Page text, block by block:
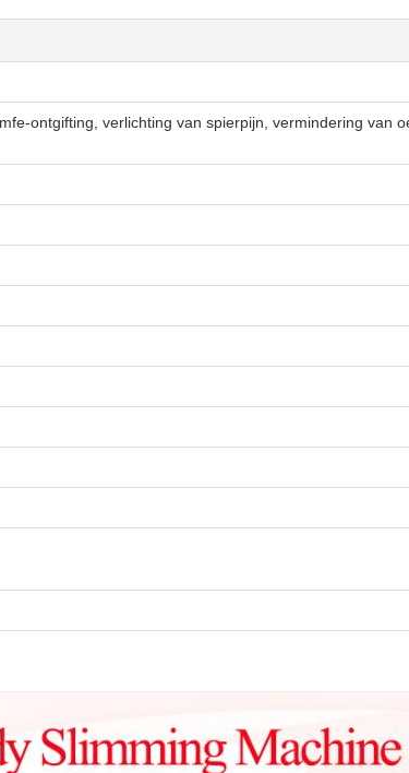
ontgifting, verlichting van spierpijn, vermindering van